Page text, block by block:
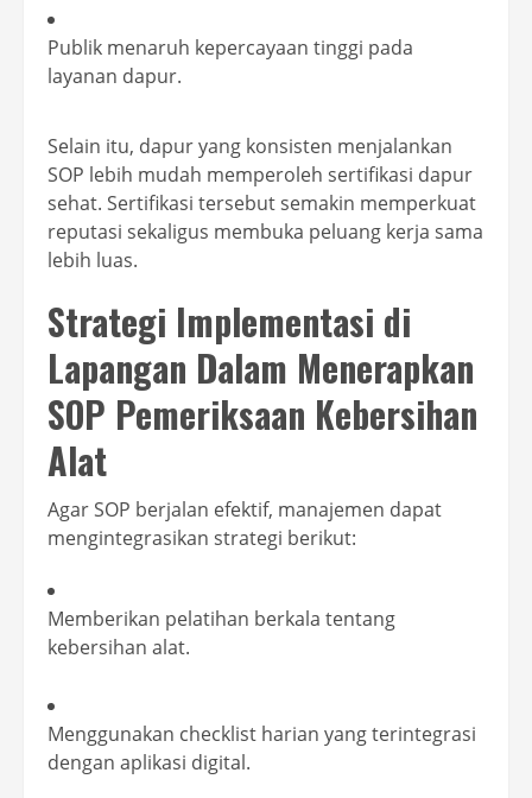
Publik menaruh kepercayaan tinggi pada
layanan dapur.
Selain itu, dapur yang konsisten menjalankan
SOP lebih mudah memperoleh sertifikasi dapur
sehat. Sertifikasi tersebut semakin memperkuat
reputasi sekaligus membuka peluang kerja sama
lebih luas.
Strategi Implementasi di
Lapangan Dalam Menerapkan
SOP Pemeriksaan Kebersihan
Alat
Agar SOP berjalan efektif, manajemen dapat
mengintegrasikan strategi berikut:
Memberikan pelatihan berkala tentang
kebersihan alat.
Menggunakan checklist harian yang terintegrasi
dengan aplikasi digital.